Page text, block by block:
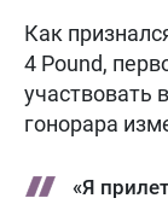
Как
4 Pound,
участвовать
гонорара
«Я